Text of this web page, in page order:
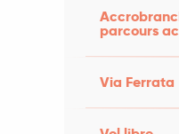
parcours
Via Ferrata